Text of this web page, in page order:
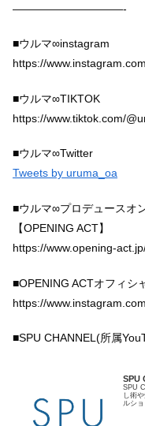
——————————-
■ウルマ∞instagram
https://
■ウルマ∞TIKTOK
https://www.tiktok.com/
■ウルマ∞Twitter
Tweets by uruma_oa
■ウルマ∞プロデュースオ
【OPENING ACT】
https://www.opening-
■OPENING ACTオフィシ
https://
■SPU CHANNEL(所属
SPU
SPU
し術
ルシ